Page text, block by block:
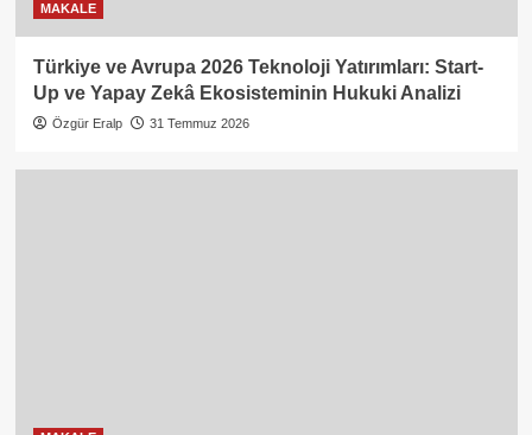
MAKALE
Türkiye ve Avrupa 2026 Teknoloji Yatırımları: Start-
Up ve Yapay Zekâ Ekosisteminin Hukuki Analizi
Özgür Eralp 31 Temmuz 2026